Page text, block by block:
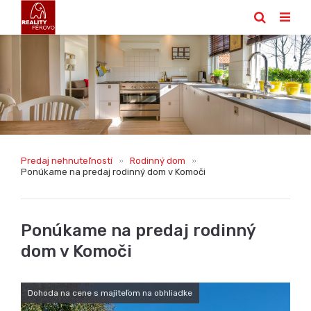
Predaj nehnuteľností
Rodinný dom
Ponúkame na predaj rodinný dom v Komoči
Ponúkame na predaj rodinný
dom v Komoči
Dohoda na cene s majiteľom na obhliadke